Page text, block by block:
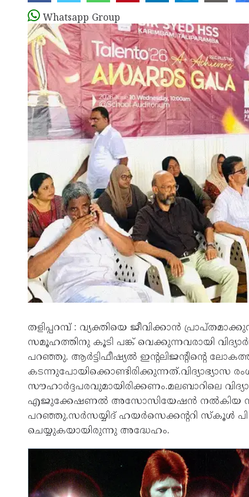
Whatsapp Group
തളിപ്പറമ്പ് : വ്യക്തിയെ ജീവിക്കാൻ
സമൂഹത്തിനു കൂടി പങ്ക് വെക്കുന്നവരായി
പറഞ്ഞു. ആർട്ടിഫീഷ്യൽ ഇന്റലിജന്റിന്റെ
കടന്നുപോയിക്കൊണ്ടിരിക്കുന്നത്.വിദ്യാഭ്യാസ
സൗഹാർദ്ദപരവുമായിരിക്കണം.മലബാറിലെ
എജുക്കേഷണൽ അസോസിയേഷൻ നൽകിയ
പറഞ്ഞു.സർസയ്യിദ് ഹയർസെക്കന്ററി സ്കൂൾ പി
ചെയ്യുകയായിരുന്നു അദ്ധേഹം.